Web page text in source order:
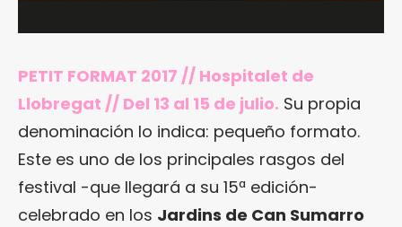
PETIT FORMAT 2017 // Hospitalet de
Llobregat // Del 13 al 15 de julio. Su propia
denominación lo indica: pequeño formato.
Este es uno de los principales rasgos del
festival -que llegará a su 15ª edición-
celebrado en los Jardins de Can Sumarro